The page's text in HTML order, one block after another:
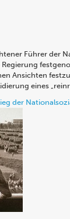
Führer der
Ansichten
eines
der